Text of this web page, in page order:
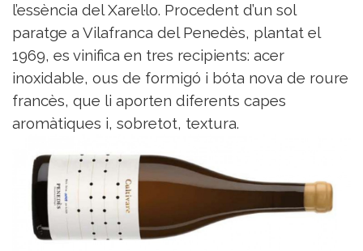
l’essència del Xarel·lo. Procedent d’un sol
paratge a Vilafranca del Penedès, plantat el
1969, es vinifica en tres recipients: acer
inoxidable, ous de formigó i bóta nova de roure
francès, que li aporten diferents capes
aromàtiques i, sobretot, textura.